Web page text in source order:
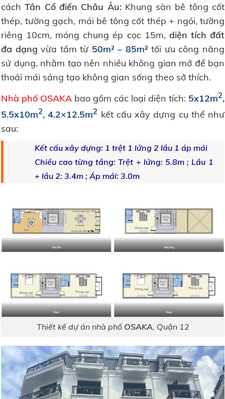
cáchTân Cổ điển Châu Âu:Khung sàn bê tông cốt
thép, tường gạch, mái bê tông cốt thép + ngói, tường
riêng 10cm, móng chung ép cọc 15m, diện tích đất
đa dạng vừa tầm từ 50m² – 85m² tối ưu công năng
sử dụng, nhằm tạo nên nhiều không gian mở để bạn
thoải mái sáng tạo không gian sống theo sở thích.
Nhà phố OSAKA bao gồm các loại diện tích: 5x12m2,
5.5x10m2, 4.2×12.5m2 kết cấu xây dựng cụ thể như
sau:
Kết cấu xây dựng: 1 trệt 1 lửng 2 lầu 1 áp mái
Chiều cao từng tầng:Trệt + lửng: 5.8m ; Lầu 1
+ lầu 2: 3.4m ; Áp mái: 3.0m
Thiết kế dự án nhà phố OSAKA, Quận 12